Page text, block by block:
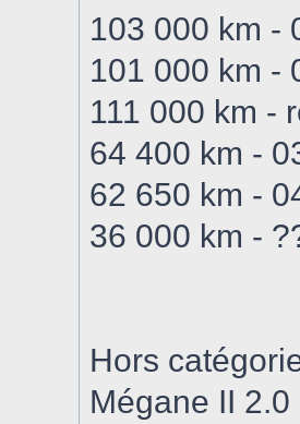
103 000 km -
101 000 km -
111 000 km -
64 400 km -
62 650 km -
36 000 km -
Hors
Mégane II